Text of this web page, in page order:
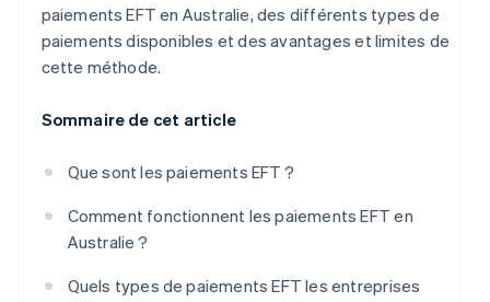
paiements EFT en Australie, des différents types de
paiements disponibles et des avantages et limites de
cette méthode.
Sommaire de cet article
Que sont les paiements EFT ?
Comment fonctionnent les paiements EFT en
Australie ?
Quels types de paiements EFT les entreprises